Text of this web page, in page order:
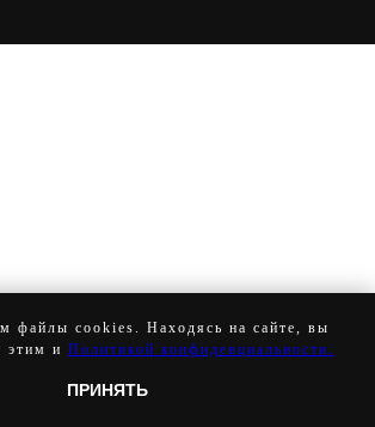
файлы cookies. Находясь на сайте, вы
этим и Политикой конфиденциальности.
ПРИНЯТЬ